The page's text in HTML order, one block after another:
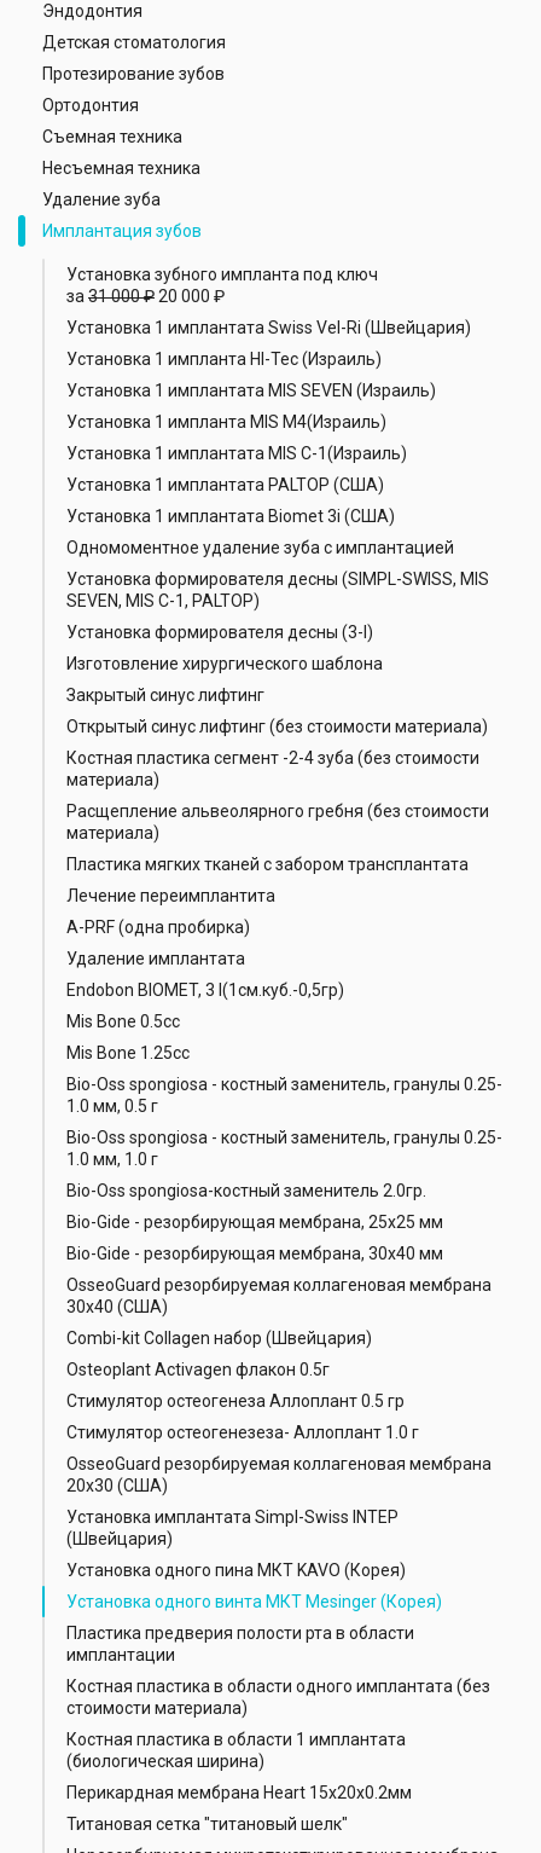
Эндодонтия
Детская стоматология
Протезирование зубов
Ортодонтия
Съемная техника
Несъемная техника
Удаление зуба
Имплантация зубов
Установка зубного импланта под ключ
за 31 000 ₽20 000 ₽
Установка 1 имплантата Swiss Vel-Ri (Швейцария)
Установка 1 импланта HI-Tec (Израиль)
Установка 1 имплантата MIS SEVEN (Израиль)
Установка 1 импланта MIS M4(Израиль)
Установка 1 имплантата MIS С-1(Израиль)
Установка 1 имплантата PALTOP (США)
Установка 1 имплантата Biomet 3i (США)
Одномоментное удаление зуба с имплантацией
Установка формирователя десны (SIMPL-SWISS, MIS
SEVEN, MIS C-1, PALTOP)
Установка формирователя десны (3-I)
Изготовление хирургического шаблона
Закрытый синус лифтинг
Открытый синус лифтинг (без стоимости материала)
Костная пластика сегмент -2-4 зуба (без стоимости
материала)
Расщепление альвеолярного гребня (без стоимости
материала)
Пластика мягких тканей с забором трансплантата
Лечение переимплантита
А-РRF (одна пробирка)
Удаление имплантата
Endobon BIOMET, 3 I(1см.куб.-0,5гр)
Mis Bone 0.5cc
Mis Bone 1.25cc
Bio-Oss spongiosa - костный заменитель, гранулы 0.25-
1.0 мм, 0.5 г
Bio-Oss spongiosa - костный заменитель, гранулы 0.25-
1.0 мм, 1.0 г
Bio-Oss spongiosa-костный заменитель 2.0гр.
Bio-Gide - резорбирующая мембрана, 25х25 мм
Bio-Gide - резорбирующая мембрана, 30х40 мм
OsseoGuard резорбируемая коллагеновая мембрана
30х40 (США)
Combi-kit Collagen набор (Швейцария)
Osteoplant Activagen флакон 0.5г
Стимулятор остеогенеза Аллоплант 0.5 гр
Стимулятор остеогенезеза- Аллоплант 1.0 г
OsseoGuard резорбируемая коллагеновая мембрана
20х30 (США)
Установка имплантата Simpl-Swiss INTEP
(Швейцария)
Установка одного пина МКТ KAVO (Корея)
Установка одного винта МКТ Mesinger (Корея)
Пластика предверия полости рта в области
имплантации
Костная пластика в области одного имплантата (без
стоимости материала)
Костная пластика в области 1 имплантата
(биологическая ширина)
Перикардная мембрана Heart 15x20x0.2мм
Титановая сетка "титановый шелк"